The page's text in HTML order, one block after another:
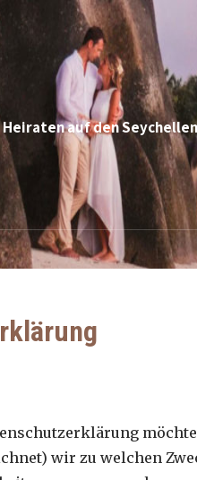
Heiraten auf den Seychellen
wir zu welchen